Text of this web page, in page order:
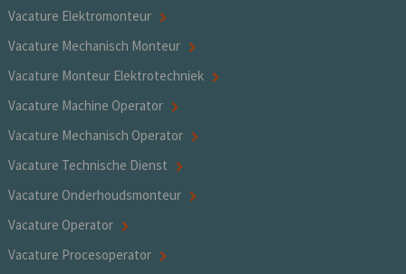
Vacature Elektromonteur
Vacature Mechanisch Monteur
Vacature Monteur Elektrotechniek
Vacature Machine Operator
Vacature Mechanisch Operator
Vacature Technische Dienst
Vacature Onderhoudsmonteur
Vacature Operator
Vacature Procesoperator